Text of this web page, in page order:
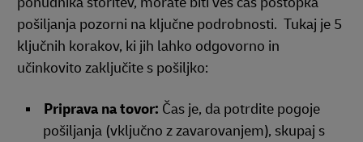
pošiljanja pozorni na ključne podrobnosti. Tukaj je 5
ključnih korakov, ki jih lahko odgovorno in
učinkovito zaključite s pošiljko:
Priprava na tovor: Čas je, da potrdite pogoje
pošiljanja (vključno z zavarovanjem), skupaj s